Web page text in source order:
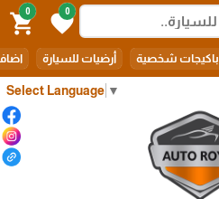
Select Language ▼
0
favorite
0
shopping_cart
باكيجات شخصية أرضيات للسيارة